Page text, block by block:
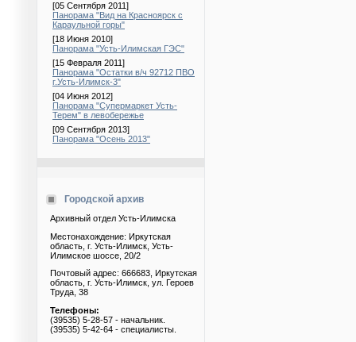
[05 Сентября 2011]
Панорама "Вид на Красноярск с
Караульной горы"
[18 Июня 2010]
Панорама "Усть-Илимская ГЭС"
[15 Февраля 2011]
Панорама "Остатки в/ч 92712 ПВО
г.Усть-Илимск-3"
[04 Июня 2012]
Панорама "Супермаркет Усть-
Терем" в левобережье
[09 Сентября 2013]
Панорама "Осень 2013"
Городской архив
Архивный отдел Усть-Илимска
Местонахождение: Иркутская
область, г. Усть-Илимск, Усть-
Илимское шоссе, 20/2
Почтовый адрес: 666683, Иркутская
область, г. Усть-Илимск, ул. Героев
Труда, 38
Телефоны:
(39535) 5-28-57 - начальник.
(39535) 5-42-64 - специалисты.